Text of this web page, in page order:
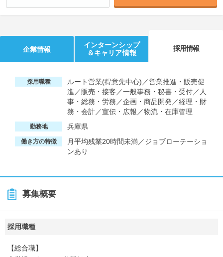
企業情報
インターンシップ
＆キャリア情報
採用情報
採用職種
ルート営業(得意先中心)／営業推進・販売促
進／販売・接客／一般事務・秘書・受付／人
事・総務・労務／企画・商品開発／経理・財
務・会計／宣伝・広報／物流・在庫管理
勤務地 兵庫県
働き方の特徴
月平均残業20時間未満／ジョブローテーショ
ンあり
募集概要
採用職種
【総合職】